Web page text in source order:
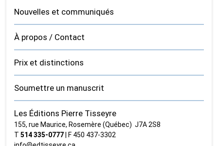
Nouvelles et communiqués
À propos / Contact
Prix et distinctions
Soumettre un manuscrit
Les Éditions Pierre Tisseyre
155, rue Maurice, Rosemère (Québec) J7A 2S8
T514 335‑0777 | F 450 437‑3302